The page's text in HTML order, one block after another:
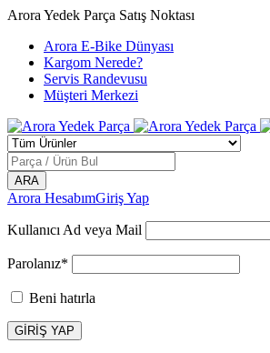
Arora Yedek Parça Satış Noktası
Arora E-Bike Dünyası
Kargom Nerede?
Servis Randevusu
Müşteri Merkezi
Arora HesabımGiriş Yap
Kullanıcı Ad veya Mail
Parolanız*
Beni hatırla